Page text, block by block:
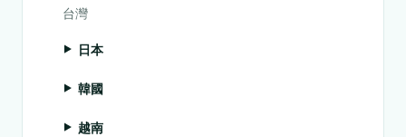
台灣
日本
韓國
越南